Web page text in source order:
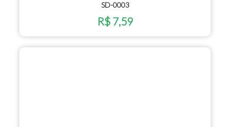
SD-0003
R$ 7,59